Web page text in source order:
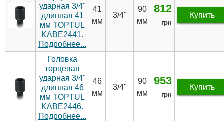
ударная 3/4"
длинная 41
мм TOPTUL
KABE2441.
Подробнее...
41
мм
3/4"
90
мм
812
грн
Купить
Головка
торцевая
ударная 3/4"
длинная 46
мм TOPTUL
KABE2446.
Подробнее...
46
мм
3/4"
90
мм
953
грн
Купить